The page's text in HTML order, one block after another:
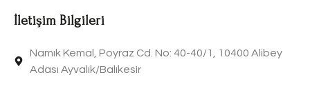
İletişim Bilgileri
Namık Kemal, Poyraz Cd. No: 40-40/1, 10400 Alibey
Adası Ayvalık/Balıkesir